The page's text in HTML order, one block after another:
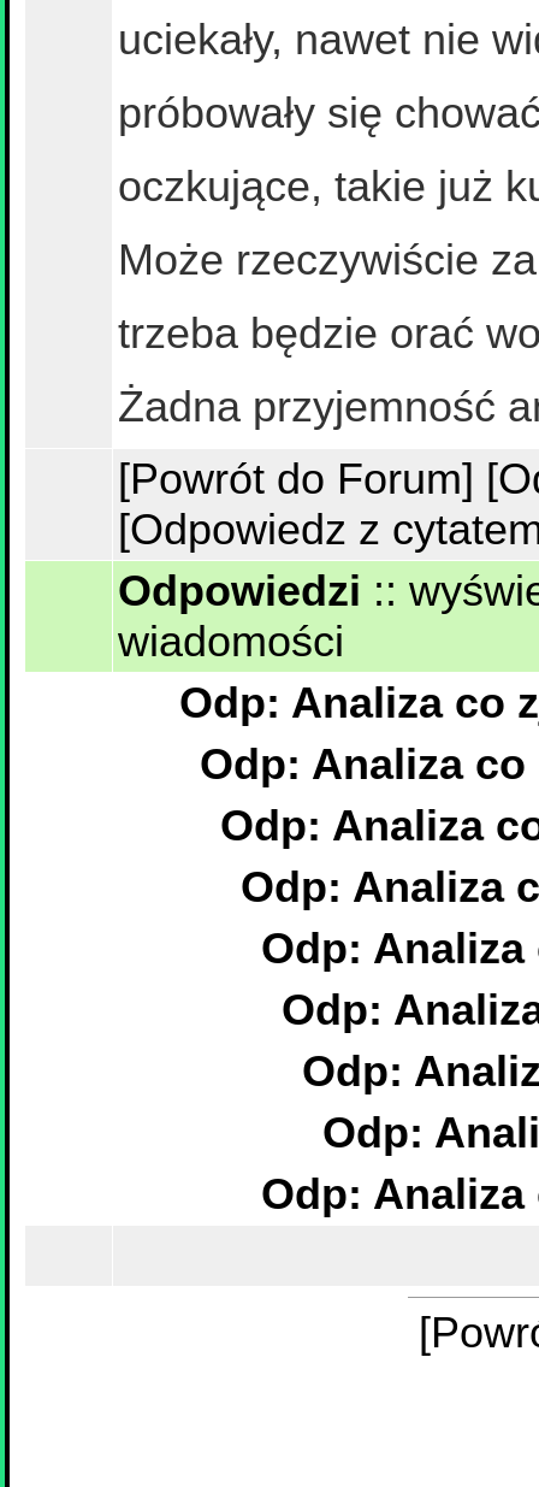
uciekały, nawet nie
próbowały się
oczkujące, takie już
Może rzeczywiście
trzeba będzie orać
Żadna przyjemność
[Powrót do Forum]
[Odpowiedz z
Odpowiedzi ::
wiadomości
Odp: Analiza co
Odp: Analiza
Odp: Analiza
Odp: Analiza
Odp:
Odp:
Odp:
Odp:
Odp: